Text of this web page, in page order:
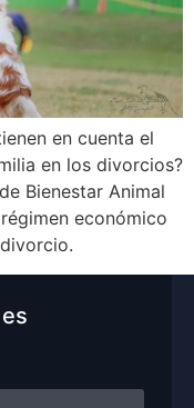
en cuenta el
en los divorcios?
Bienestar Animal
económico